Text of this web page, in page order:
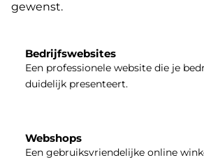
gewenst.
Bedrijfswebsites
Een professionele website die je
duidelijk presenteert.
Webshops
Een gebruiksvriendelijke online